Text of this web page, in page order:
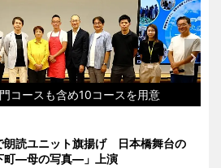
コースも含め10コースを用意
朗読ユニット旗揚げ 日本橋舞台の
町―母の写真―」上演